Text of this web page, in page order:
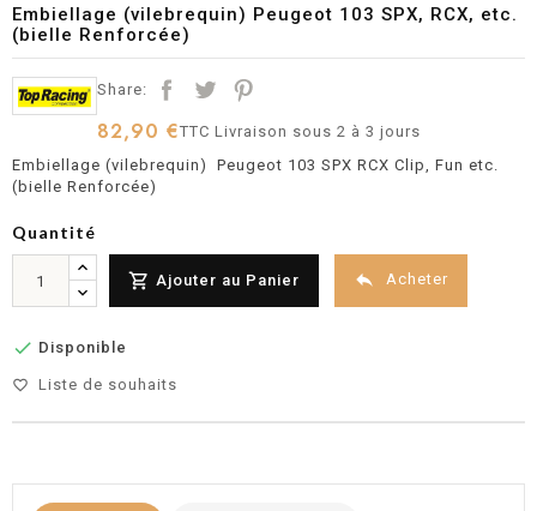
Embiellage (vilebrequin) Peugeot 103 SPX, RCX, etc.
(bielle Renforcée)
Share:
82,90 €TTCLivraison sous 2 à 3 jours
Embiellage (vilebrequin) Peugeot 103 SPX RCX Clip, Fun etc.
(bielle Renforcée)
Quantité
 Ajouter au Panier  Acheter
 Disponible
favorite_border Liste de souhaits